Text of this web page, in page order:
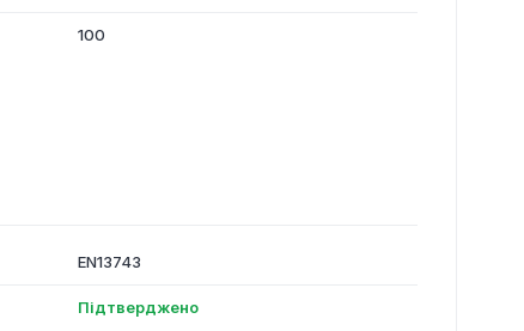
100
EN13743
Підтверджено